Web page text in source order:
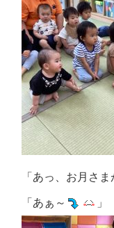
「あっ、お月さ
「あぁ～ 」